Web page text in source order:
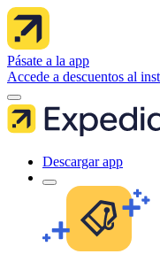
Pásate a la app
Accede a descuentos al
Descargar app